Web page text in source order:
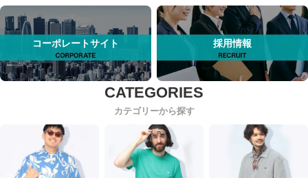
コーポレートサイト 採用情報
カテゴリーから探す